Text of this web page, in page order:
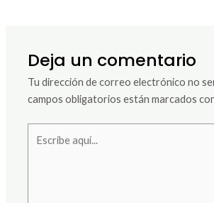
Deja un comentario
Tu dirección de correo electrónico no
campos obligatorios están marcados
aquí...